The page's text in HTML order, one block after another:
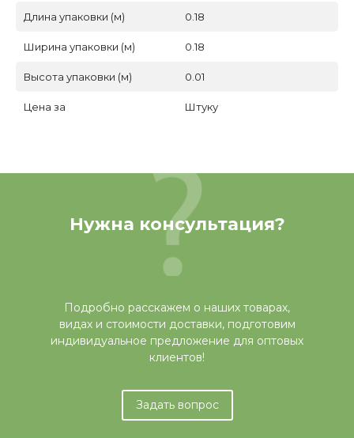
Длина упаковки (м) 0.18
Ширина упаковки (м) 0.18
Высота упаковки (м) 0.01
Цена за Штуку
Нужна консультация?
Подробно расскажем о наших товарах,
видах и стоимости доставки, подготовим
индивидуальное предложение для оптовых
клиентов!
Задать вопрос